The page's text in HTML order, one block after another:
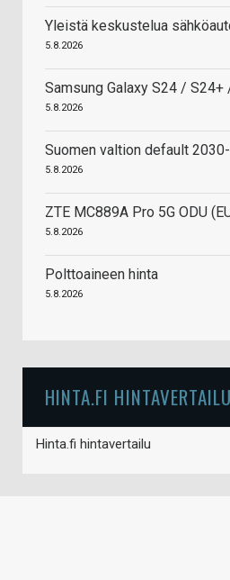
Yleistä keskustelua
5.8.2026
Samsung Galaxy S24 / S24+
5.8.2026
Suomen valtion default
5.8.2026
ZTE MC889A Pro 5G ODU
5.8.2026
Polttoaineen hinta
5.8.2026
HINTA.FI HINTAVERTAILU
Hinta.fi hintavertailu